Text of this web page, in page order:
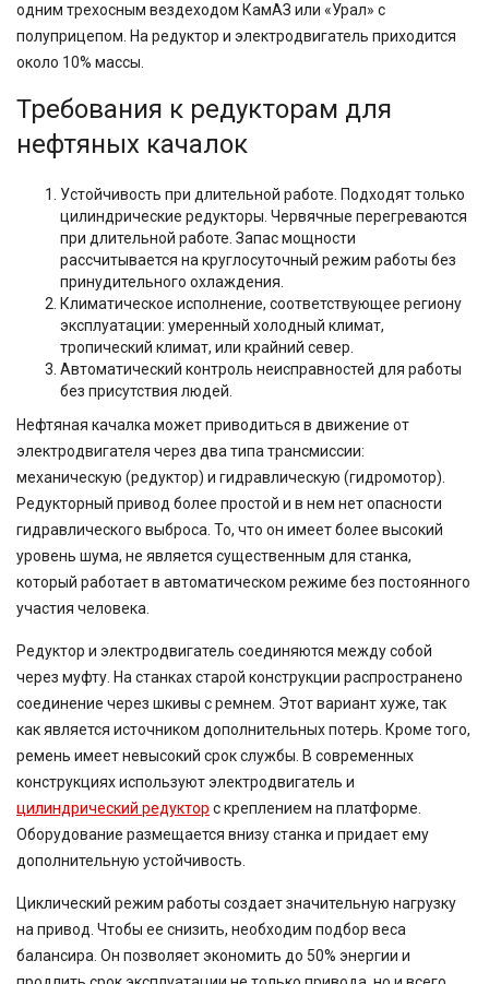
одним трехосным вездеходом КамАЗ или «Урал» с
полуприцепом. На редуктор и электродвигатель приходится
около 10% массы.
Требования к редукторам для
нефтяных качалок
Устойчивость при длительной работе. Подходят только
цилиндрические редукторы. Червячные перегреваются
при длительной работе. Запас мощности
рассчитывается на круглосуточный режим работы без
принудительного охлаждения.
Климатическое исполнение, соответствующее региону
эксплуатации: умеренный холодный климат,
тропический климат, или крайний север.
Автоматический контроль неисправностей для работы
без присутствия людей.
Нефтяная качалка может приводиться в движение от
электродвигателя через два типа трансмиссии:
механическую (редуктор) и гидравлическую (гидромотор).
Редукторный привод более простой и в нем нет опасности
гидравлического выброса. То, что он имеет более высокий
уровень шума, не является существенным для станка,
который работает в автоматическом режиме без постоянного
участия человека.
Редуктор и электродвигатель соединяются между собой
через муфту. На станках старой конструкции распространено
соединение через шкивы с ремнем. Этот вариант хуже, так
как является источником дополнительных потерь. Кроме того,
ремень имеет невысокий срок службы. В современных
конструкциях используют электродвигатель и
цилиндрический редуктор с креплением на платформе.
Оборудование размещается внизу станка и придает ему
дополнительную устойчивость.
Циклический режим работы создает значительную нагрузку
на привод. Чтобы ее снизить, необходим подбор веса
балансира. Он позволяет экономить до 50% энергии и